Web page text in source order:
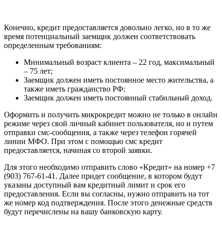
Конечно, кредит предоставляется довольно легко, но в то же
время потенциальный заемщик должен соответствовать
определенным требованиям:
Минимальный возраст клиента – 22 год, максимальный
– 75 лет;
Заемщик должен иметь постоянное место жительства, а
также иметь гражданство РФ;
Заемщик должен иметь постоянный стабильный доход.
Оформить и получить микрокредит можно не только в онлайн
режиме через свой личный кабинет пользователя, но и путем
отправки смс-сообщения, а также через телефон горячей
линии МФО. При этом с помощью смс кредит
предоставляется, начиная со второй заявки.
Для этого необходимо отправить слово «Кредит» на номер +7
(903) 767-61-41. Далее придет сообщение, в котором будут
указаны доступный вам кредитный лимит и срок его
предоставления. Если вы согласны, нужно отправить на тот
же номер код подтверждения. После этого денежные средств
будут перечислены на вашу банковскую карту.